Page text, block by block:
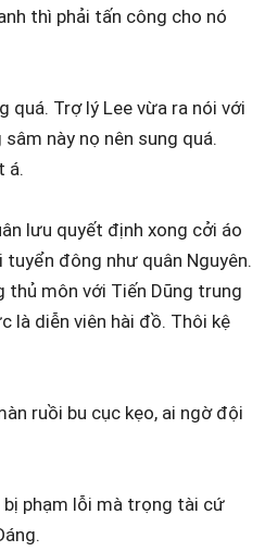
thì phải tấn công cho nó
quá. Trợ lý Lee vừa ra nói với
này nọ nên sung quá.
á.
lưu quyết định xong cởi áo
đông như quân Nguyên.
thủ môn với Tiến Dũng trung
là diễn viên hài đồ. Thôi kệ
ruồi bu cục kẹo, ai ngờ đội
bị phạm lỗi mà trọng tài cứ